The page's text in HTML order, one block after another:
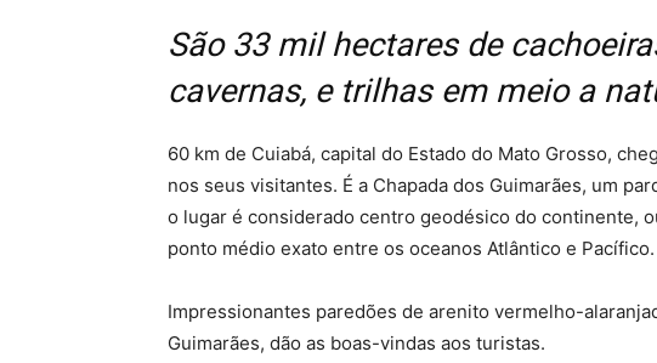
São 33 mil hectares de
cavernas, e trilhas em meio a
60 km de Cuiabá, capital do Estado do Mato Grosso,
nos seus visitantes. É a Chapada dos Guimarães, um
o lugar é considerado centro geodésico do continente,
ponto médio exato entre os oceanos Atlântico e Pacífico.
Impressionantes paredões de arenito vermelho-
Guimarães, dão as boas-vindas aos turistas.